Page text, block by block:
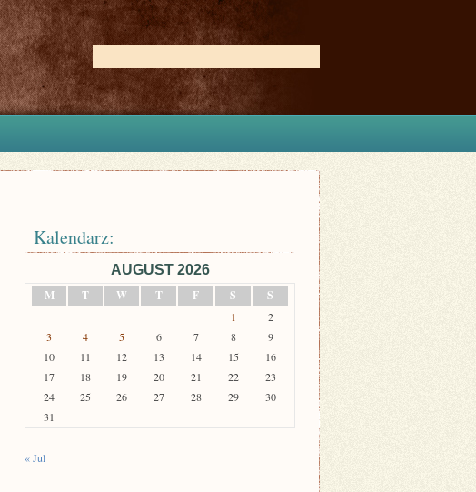
Kalendarz:
AUGUST 2026
M
T W T F S S
1
2
3
4 5 6 7 8
9
10
11 12 13 14 15
16
17
18 19 20 21 22
23
24
25 26 27 28 29
30
31
« Jul